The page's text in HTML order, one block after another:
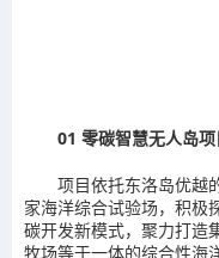
01 零碳智慧无人岛项
项目依托东洛岛优越
家海洋综合试验场，积极
碳开发新模式，聚力打造
牧场等于一体的综合性海